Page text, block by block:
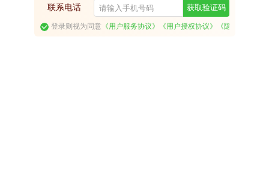
联系电话 获取验证码
登录则视为同意《用户服务协议》 《用户授权协议》 《隐私政策》